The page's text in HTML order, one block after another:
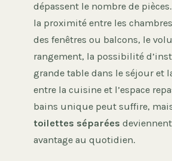
dépassent le nombre de
la proximité entre les
des fenêtres ou balcons, le
rangement, la possibilité
grande table dans le séjour et
entre la cuisine et l’espace
bains unique peut suffire,
toilettes séparées
avantage au quotidien.